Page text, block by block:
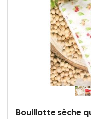
Bouillotte sèche